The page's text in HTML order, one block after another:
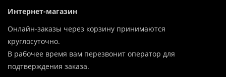
Интернет-магазин
Онлайн-заказы через корзину принимаются
круглосуточно.
В рабочее время вам перезвонит оператор для
подтверждения заказа.